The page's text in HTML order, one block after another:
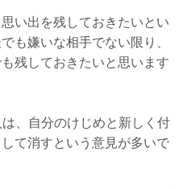
い出を残しておきたいとい
も嫌いな相手でない限り、
残しておきたいと思います
、自分のけじめと新しく付
て消すという意見が多いで